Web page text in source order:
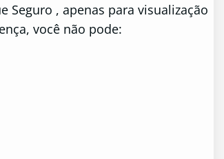
, apenas para visualização
você não pode: